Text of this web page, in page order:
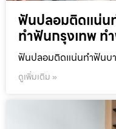
ฟันปลอมติดแน่น
ทำฟันกรุงเทพ ท
ฟันปลอมติดแน่นทำฟันบ
ดูเพิ่มเติม »